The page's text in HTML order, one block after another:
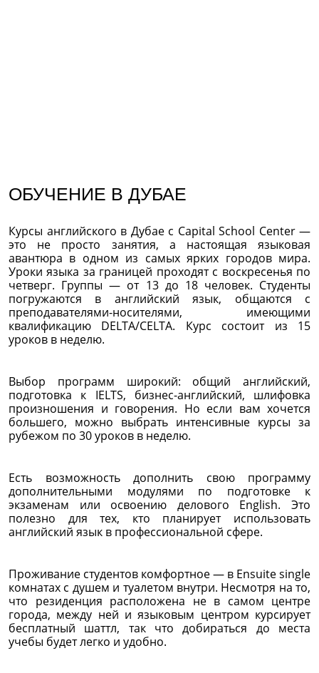
ОБУЧЕНИЕ В ДУБАЕ
Курсы английского в Дубае с Capital School Center —
это не просто занятия, а настоящая языковая
авантюра в одном из самых ярких городов мира.
Уроки языка за границей проходят с воскресенья по
четверг. Группы — от 13 до 18 человек. Студенты
погружаются в английский язык, общаются с
преподавателями-носителями, имеющими
квалификацию DELTA/CELTA. Курс состоит из 15
уроков в неделю.
Выбор программ широкий: общий английский,
подготовка к IELTS, бизнес-английский, шлифовка
произношения и говорения. Но если вам хочется
большего, можно выбрать интенсивные курсы за
рубежом по 30 уроков в неделю.
Есть возможность дополнить свою программу
дополнительными модулями по подготовке к
экзаменам или освоению делового English. Это
полезно для тех, кто планирует использовать
английский язык в профессиональной сфере.
Проживание студентов комфортное — в Ensuite single
комнатах с душем и туалетом внутри. Несмотря на то,
что резиденция расположена не в самом центре
города, между ней и языковым центром курсирует
бесплатный шаттл, так что добираться до места
учебы будет легко и удобно.